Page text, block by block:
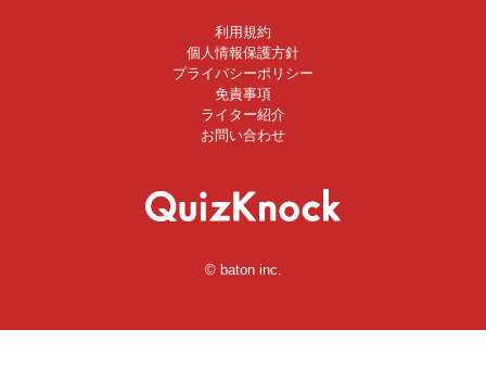
利用規約
個人情報保護方針
プライバシーポリシー
免責事項
ライター紹介
お問い合わせ
© baton inc.